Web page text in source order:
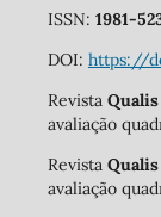
ISSN: 1981-
DOI: https://
Revista Qualis
avaliação
Revista Qualis
avaliação